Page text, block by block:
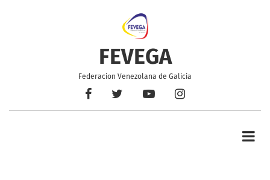
FEVEGA
Federacion Venezolana de Galicia
FacebookTwitterYouTubeInstagram